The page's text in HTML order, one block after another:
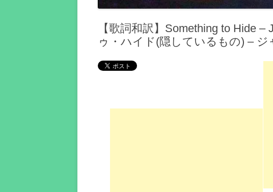
【歌詞和訳】Something to Hide
ゥ・ハイド(隠しているもの) – ジ